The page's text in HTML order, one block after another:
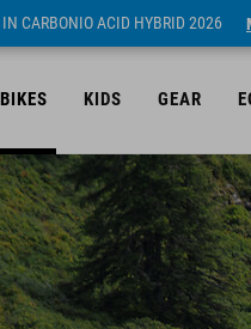
CARBONIO ACID HYBRID 2026
KIDS GEAR